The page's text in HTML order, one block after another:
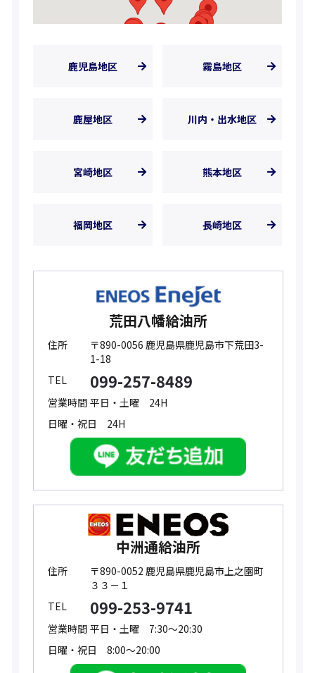
鹿児島地区 霧島地区
鹿屋地区 川内・出水地区
宮崎地区 熊本地区
福岡地区 長崎地区
荒田八幡給油所
住所
〒890-0056 鹿児島県鹿児島市下荒田3-
1-18
TEL
099-257-8489
営業時間 平日・土曜 24H
日曜・祝日 24H
中洲通給油所
住所
〒890-0052 鹿児島県鹿児島市上之園町
３３－１
TEL
099-253-9741
営業時間 平日・土曜 7:30～20:30
日曜・祝日 8:00～20:00